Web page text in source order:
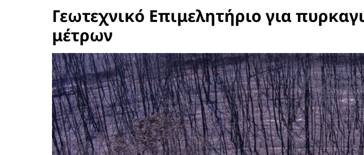
Γεωτεχνικό Επιμελητήριο για
μέτρων